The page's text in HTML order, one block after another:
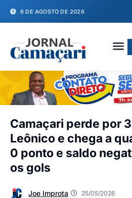
6 DE AGOSTO DE 2026
Camaçari perde por 3
Leônico e chega a
0 ponto e saldo
os gols
Joe Improta 25/05/2026